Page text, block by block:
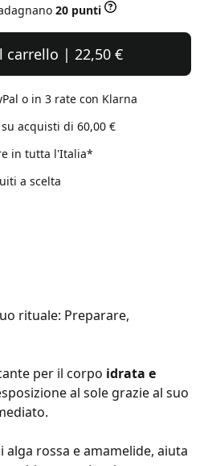
20 punti
carrello | 22,50 €
o in 3 rate con Klarna
acquisti di 60,00 €
in tutta l'Italia*
a scelta
rituale: Preparare,
per il corpo idrata e
al sole grazie al suo
rossa e amamelide, aiuta